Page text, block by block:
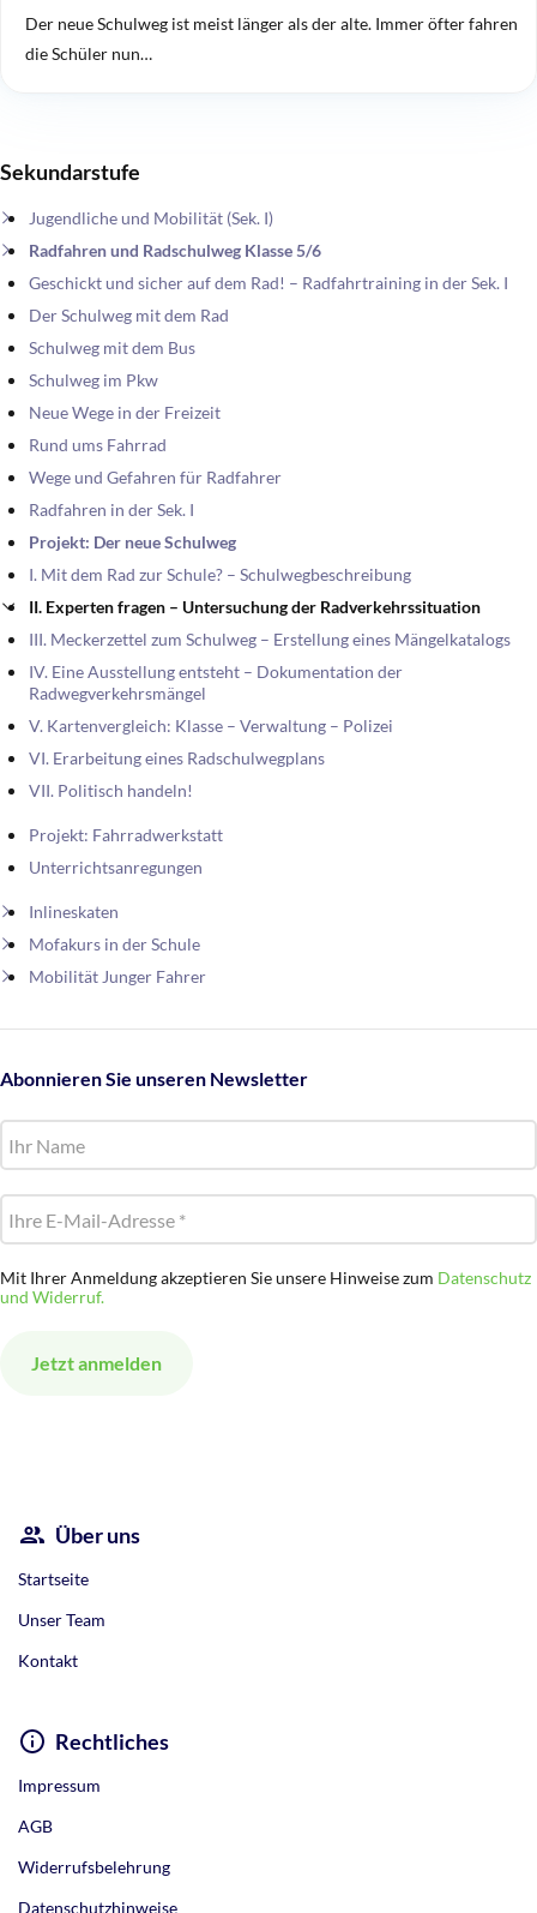
Sekundarstufe
Jugendliche und Mobilität (Sek. I)
Radfahren und Radschulweg Klasse 5/6
Geschickt und sicher auf dem Rad! – Radfahrtraining in der Sek. I
Der Schulweg mit dem Rad
Schulweg mit dem Bus
Schulweg im Pkw
Neue Wege in der Freizeit
Rund ums Fahrrad
Wege und Gefahren für Radfahrer
Radfahren in der Sek. I
Projekt: Der neue Schulweg
I. Mit dem Rad zur Schule? – Schulwegbeschreibung
II. Experten fragen – Untersuchung der Radverkehrssituation
III. Meckerzettel zum Schulweg – Erstellung eines Mängelkatalogs
IV. Eine Ausstellung entsteht – Dokumentation der
Radwegverkehrsmängel
V. Kartenvergleich: Klasse – Verwaltung – Polizei
VI. Erarbeitung eines Radschulwegplans
VII. Politisch handeln!
Projekt: Fahrradwerkstatt
Unterrichtsanregungen
Inlineskaten
Mofakurs in der Schule
Mobilität Junger Fahrer
Abonnieren Sie unseren Newsletter
Mit Ihrer Anmeldung akzeptieren Sie unsere Hinweise zum Datenschutz
und Widerruf.
Der neue Schulweg ist meist länger als der alte. Immer öfter fahren
die Schüler nun…
Über uns
Startseite
Unser Team
Kontakt
Rechtliches
Impressum
AGB
Widerrufsbelehrung
Datenschutzhinweise